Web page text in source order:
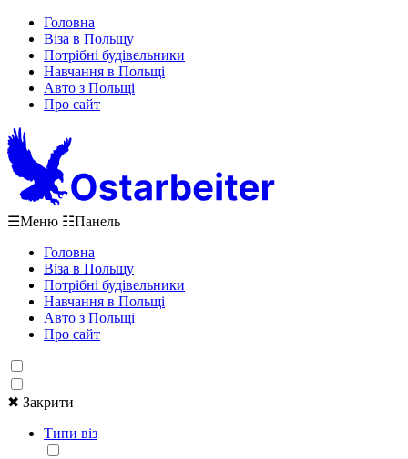
Головна
Віза в Польщу
Потрібні будівельники
Навчання в Польщі
Авто з Польщі
Про сайт
☰Меню ☷Панель
Головна
Віза в Польщу
Потрібні будівельники
Навчання в Польщі
Авто з Польщі
Про сайт
✖ Закрити
Типи віз